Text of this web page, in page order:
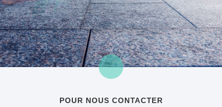
POUR NOUS CONTACTER